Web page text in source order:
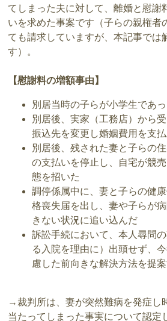
てしまった夫に対して、離婚と慰謝
いを求めた事案です（子らの親権者
ても請求していますが、本記事では
す）。
【慰謝料の増額事由】
別居当時の子らが小学生であ
別居後、実家（工務店）から
振込先を変更し婚姻費用を支
別居後、残された妻と子らの
の支払いを停止し、自宅が競
態を招いた
調停係属中に、妻と子らの健
格喪失届を出し、妻や子らが
きない状況に追い込んだ
訴訟手続において、本人尋問
る入院を理由に）出頭せず、
慮した前向きな解決方法を提
→裁判所は、妻が突然難病を発症し
当たってしまった事実について認定